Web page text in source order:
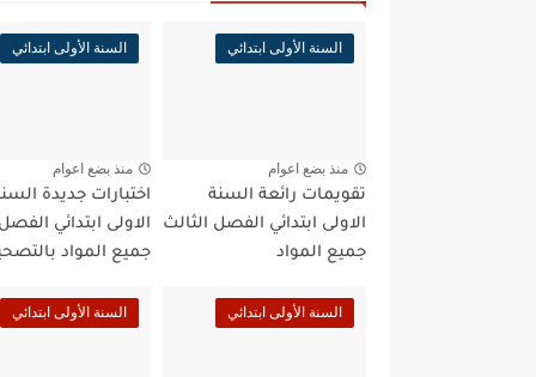
السنة الأولى ابتدائي
منذ بضع اعوام
تقويمات رائعة السنة
الاولى ابتدائي الفصل الثالث
جميع المواد
السنة الأولى ابتدائي
منذ بضع اعوام
اختبارات جديدة
الاولى ابتدائي
جميع المواد
السنة الأولى ابتدائي السنة الأولى ابتدائي